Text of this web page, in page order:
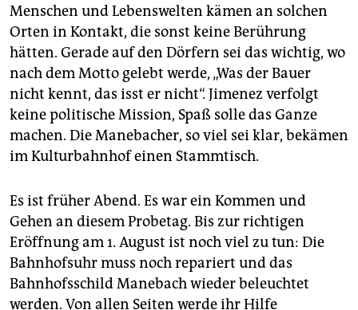
Menschen und Lebenswelten kämen an solchen
Orten in Kontakt, die sonst keine Berührung
hätten. Gerade auf den Dörfern sei das wichtig, wo
nach dem Motto gelebt werde, „Was der Bauer
nicht kennt, das isst er nicht“. Jimenez verfolgt
keine politische Mission, Spaß solle das Ganze
machen. Die Manebacher, so viel sei klar, bekämen
im Kulturbahnhof einen Stammtisch.
Es ist früher Abend. Es war ein Kommen und
Gehen an diesem Probetag. Bis zur richtigen
Eröffnung am 1. August ist noch viel zu tun: Die
Bahnhofsuhr muss noch repariert und das
Bahnhofsschild Manebach wieder beleuchtet
werden. Von allen Seiten werde ihr Hilfe